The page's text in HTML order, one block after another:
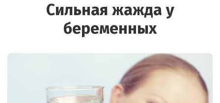
Сильная жажда у
беременных